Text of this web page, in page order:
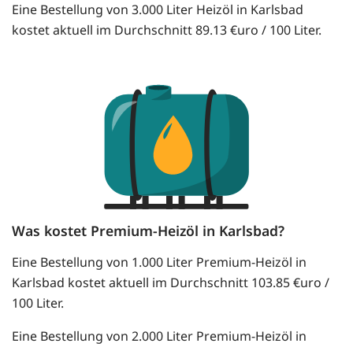
Eine Bestellung von 3.000 Liter Heizöl in Karlsbad
kostet aktuell im Durchschnitt 89.13 €uro / 100 Liter.
Was kostet Premium-Heizöl in Karlsbad?
Eine Bestellung von 1.000 Liter Premium-Heizöl in
Karlsbad kostet aktuell im Durchschnitt 103.85 €uro /
100 Liter.
Eine Bestellung von 2.000 Liter Premium-Heizöl in